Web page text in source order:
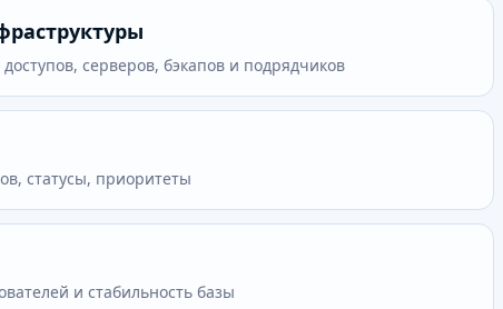
серверов, бэкапов и подрядчиков
статусы, приоритеты
и стабильность базы